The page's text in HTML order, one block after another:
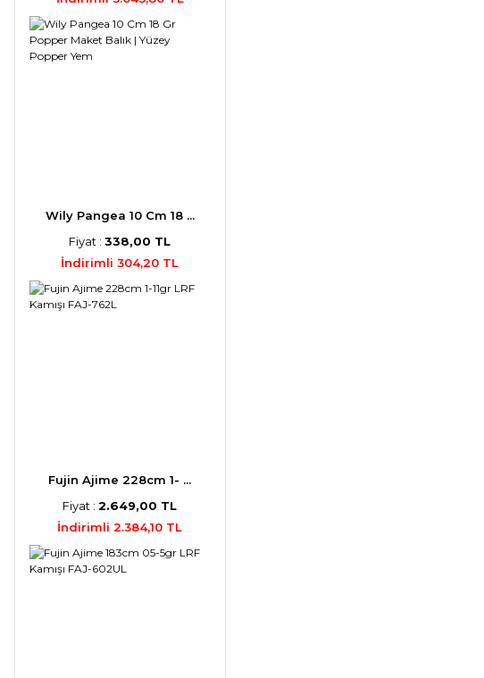
Wily Pangea 10 Cm 18 ...
Fiyat :338,00 TL
İndirimli 304,20 TL
Fujin Ajime 228cm 1- ...
Fiyat :2.649,00 TL
İndirimli 2.384,10 TL